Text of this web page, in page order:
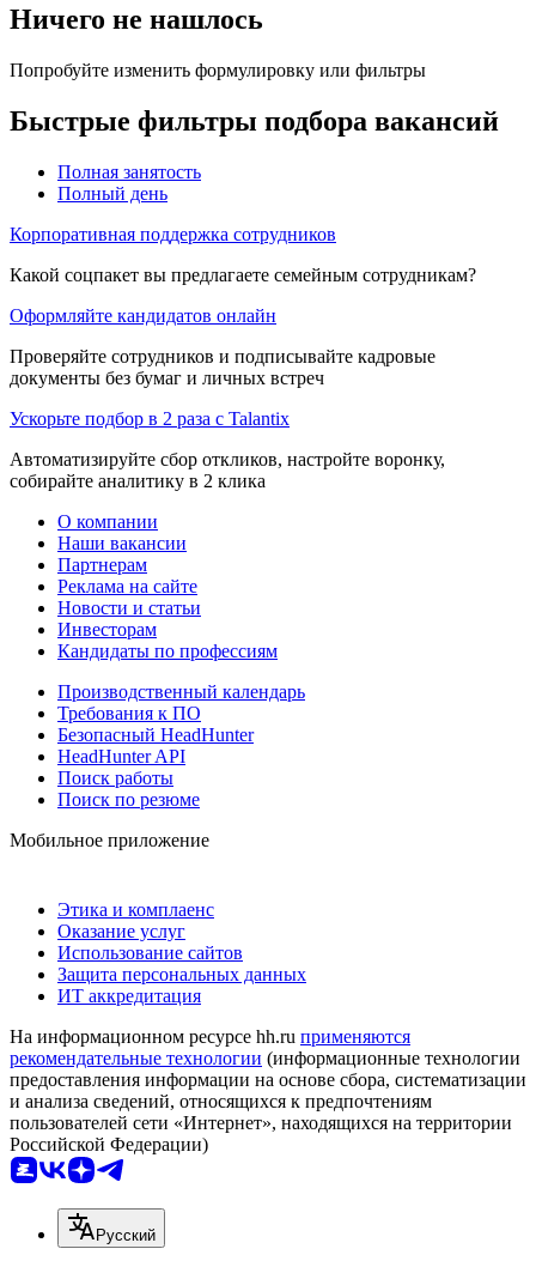
Ничего не нашлось
Попробуйте изменить формулировку или фильтры
Быстрые фильтры подбора вакансий
Полная занятость
Полный день
Корпоративная поддержка сотрудников
Какой соцпакет вы предлагаете семейным сотрудникам?
Оформляйте кандидатов онлайн
Проверяйте сотрудников и подписывайте кадровые
документы без бумаг и личных встреч
Ускорьте подбор в 2 раза с Talantix
Автоматизируйте сбор откликов, настройте воронку,
собирайте аналитику в 2 клика
О компании
Наши вакансии
Партнерам
Реклама на сайте
Новости и статьи
Инвесторам
Кандидаты по профессиям
Производственный календарь
Требования к ПО
Безопасный HeadHunter
HeadHunter API
Поиск работы
Поиск по резюме
Мобильное приложение
Этика и комплаенс
Оказание услуг
Использование сайтов
Защита персональных данных
ИТ аккредитация
На информационном ресурсе hh.ru применяются
рекомендательные технологии (информационные технологии
предоставления информации на основе сбора, систематизации
и анализа сведений, относящихся к предпочтениям
пользователей сети «Интернет», находящихся на территории
Российской Федерации)
Русский